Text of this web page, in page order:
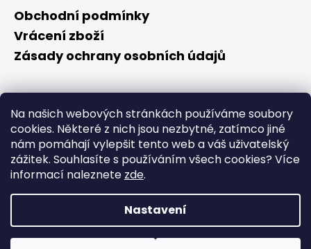
Na našich webových stránkách používáme soubory
cookies. Některé z nich jsou nezbytné, zatímco jiné
nám pomáhají vylepšit tento web a váš uživatelský
zážitek. Souhlasíte s používáním všech cookies? Více
informací naleznete zde.
Nastavení
Obchodní podmínky
Vrácení zboží
Zásady ochrany osobních údajů
info @cyklotomek.cz
Sledujte nás na FB
cyklotomek_
Copyright 2026CykloTomek. Všechna práva vyhrazena.